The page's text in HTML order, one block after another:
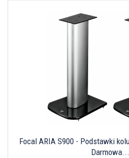
Focal ARIA S900 - Podstawki
Darmowa...